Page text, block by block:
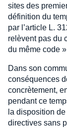
sites des
définition du
par l’article L.
relèvent pas du
du même code
Dans son
conséquences
concrètement,
pendant ce
la disposition
directives sans